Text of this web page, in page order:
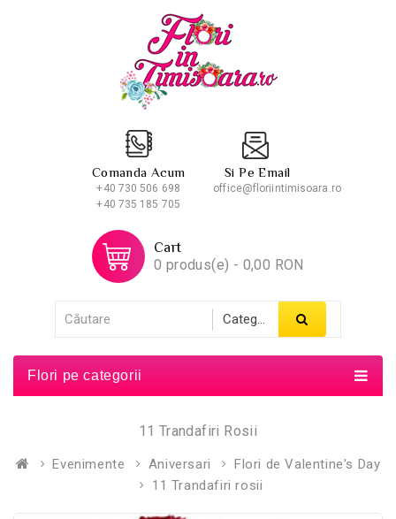
Comanda Acum
+40 730 506 698
+40 735 185 705
Si Pe Email
office@floriintimisoara.ro
Cart
0 produs(e) - 0,00 RON
Flori pe categorii
11 Trandafiri Rosii
Evenimente Aniversari
Flori de Valentine's Day
11 Trandafiri rosii